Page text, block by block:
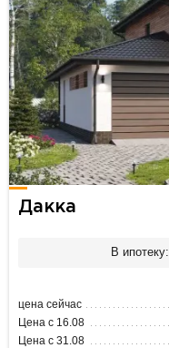
Дакка
В ипотеку:
цена сейчас
Цена с 16.08
Цена с 31.08